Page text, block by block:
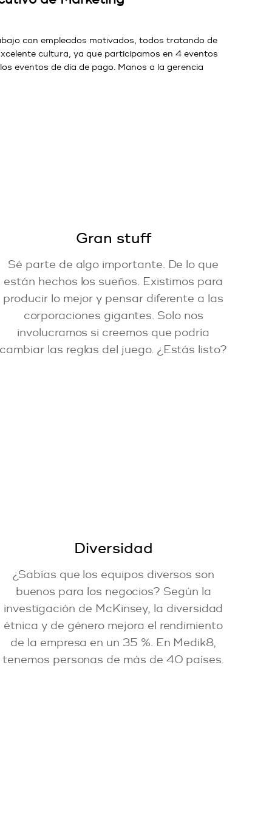
con empleados motivados, todos tratando de
cultura, ya que participamos en 4 eventos
eventos de día de pago. Manos a la gerencia
Gran stuff
Sé parte de algo importante. De lo que
están hechos los sueños. Existimos para
producir lo mejor y pensar diferente a las
corporaciones gigantes. Solo nos
involucramos si creemos que podría
cambiar las reglas del juego. ¿Estás listo?
Diversidad
¿Sabías que los equipos diversos son
buenos para los negocios? Según la
investigación de McKinsey, la diversidad
étnica y de género mejora el rendimiento
de la empresa en un 35 %. En Medik8,
tenemos personas de más de 40 países.